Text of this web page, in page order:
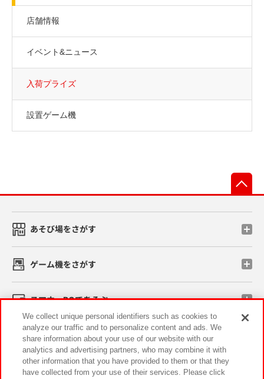
店舗情報
イベント&ニュース
入荷プライズ
設置ゲーム機
あそび場をさがす
ゲーム機をさがす
スマホ・PCであそぶ
イベント・キャンペーン
We collect unique personal identifiers such as cookies to
analyze our traffic and to personalize content and ads. We
share information about your use of our website with our
analytics and advertising partners, who may combine it with
other information that you have provided to them or that they
have collected from your use of their services. Please click